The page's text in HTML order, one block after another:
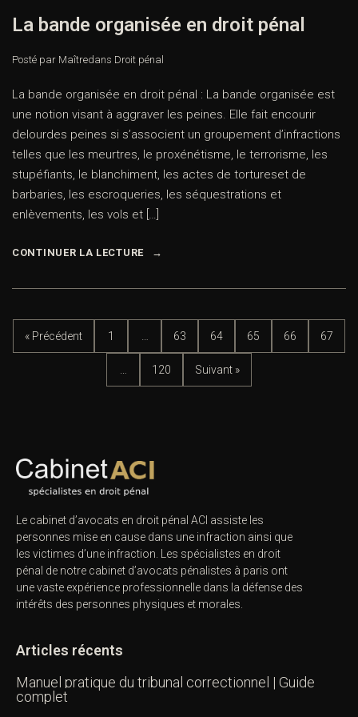
La bande organisée en droit pénal
Posté par Maîtredans Droit pénal
La bande organisée en droit pénal : La bande organisée est
une notion visant à aggraver les peines. Elle fait encourir
delourdes peines si s’associent un groupement d’infractions
telles que les meurtres, le proxénétisme, le terrorisme, les
stupéfiants, le blanchiment, les actes de tortureset de
barbaries, les escroqueries, les séquestrations et
enlèvements, les vols et […]
CONTINUER LA LECTURE
« Précédent 1 63 64 65 66 67
120 Suivant »
Le cabinet d’avocats en droit pénal ACI assiste les
personnes mise en cause dans une infraction ainsi que
les victimes d’une infraction. Les spécialistes en droit
pénal de notre cabinet d’avocats pénalistes à paris ont
une vaste expérience professionnelle dans la défense des
intérêts des personnes physiques et morales.
Articles récents
Manuel pratique du tribunal correctionnel | Guide
complet